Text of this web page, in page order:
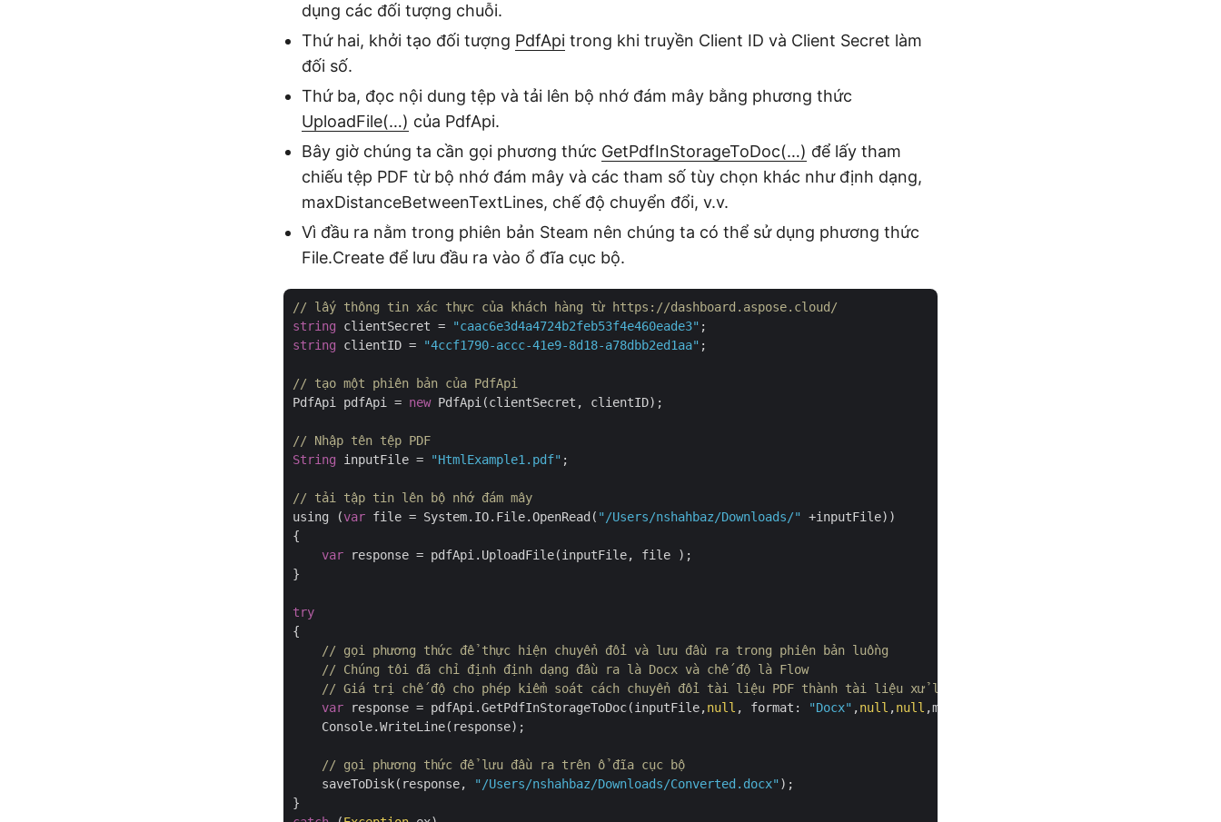
dụng các đối tượng chuỗi.
Thứ hai, khởi tạo đối tượng PdfApi trong khi truyền Client ID và Client Secret làm
đối số.
Thứ ba, đọc nội dung tệp và tải lên bộ nhớ đám mây bằng phương thức
UploadFile(…) của PdfApi.
Bây giờ chúng ta cần gọi phương thức GetPdfInStorageToDoc(…) để lấy tham
chiếu tệp PDF từ bộ nhớ đám mây và các tham số tùy chọn khác như định dạng,
maxDistanceBetweenTextLines, chế độ chuyển đổi, v.v.
Vì đầu ra nằm trong phiên bản Steam nên chúng ta có thể sử dụng phương thức
File.Create để lưu đầu ra vào ổ đĩa cục bộ.
// lấy thông tin xác thực của khách hàng từ https://dashboard.aspose.cloud/
string clientSecret = "caac6e3d4a4724b2feb53f4e460eade3"
string clientID = "4ccf1790-accc-41e9-8d18-a78dbb2ed1aa" ;
// tạo một phiên bản của PdfApi
PdfApi pdfApi = new PdfApi(clientSecret, clientID);
// Nhập tên tệp PDF
String inputFile = "HtmlExample1.pdf" ;
// tải tập tin lên bộ nhớ đám mây
using (var file = System.IO.File.OpenRead( "/Users/nshahbaz/Downloads/"
+inputFile))
{
var response = pdfApi.UploadFile(inputFile, file );
}
try
{
// gọi phương thức để thực hiện chuyển đổi và lưu đầu ra trong phiên bản luồng
// Chúng tôi đã chỉ định định dạng đầu ra là Docx và chế độ là Flow
// Giá trị chế độ cho phép kiểm soát cách chuyển đổi tài liệu PDF thành tài liệu xử lý văn bản.
var response = pdfApi.GetPdfInStorageToDoc(inputFile,null , format: "Docx" ,null ,null ,maxDistanceBetweenTextLines:
    Console.WriteLine(response);
// gọi phương thức để lưu đầu ra trên ổ đĩa cục bộ
    saveToDisk(response,
"/Users/nshahbaz/Downloads/Converted.docx" );